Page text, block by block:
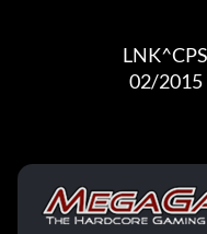
                                  02/2015